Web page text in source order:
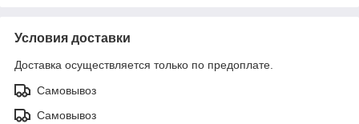
Условия доставки
Доставка осуществляется только по предоплате.
Самовывоз
Самовывоз